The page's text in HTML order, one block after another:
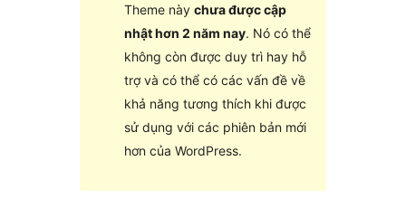
Theme này chưa được cập
nhật hơn 2 năm nay. Nó có thể
không còn được duy trì hay hỗ
trợ và có thể có các vấn đề về
khả năng tương thích khi được
sử dụng với các phiên bản mới
hơn của WordPress.